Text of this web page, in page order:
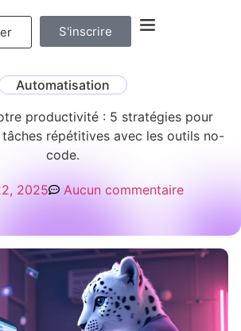
S'inscrire
Automatisation
productivité : 5 stratégies pour
répétitives avec les outils no-
code.
2025 Aucun commentaire